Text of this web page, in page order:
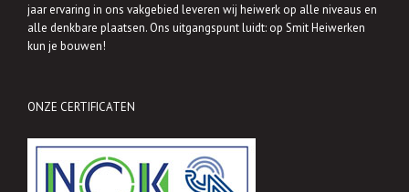
jaar ervaring in ons vakgebied leveren wij heiwerk op alle niveaus en
alle denkbare plaatsen. Ons uitgangspunt luidt: op Smit Heiwerken
kun je bouwen!
ONZE CERTIFICATEN